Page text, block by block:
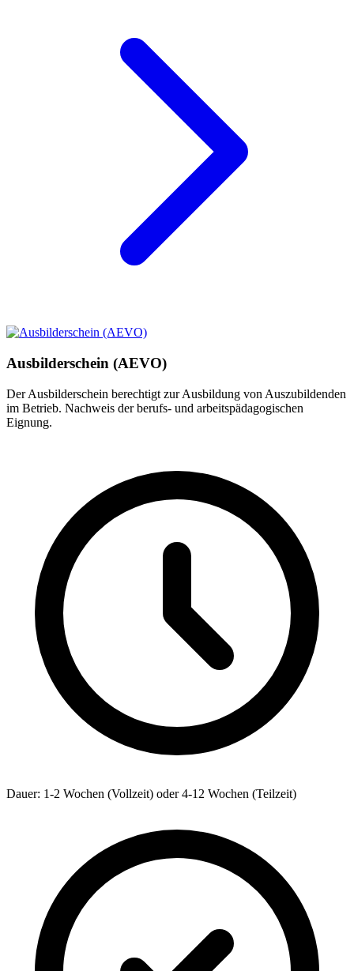
Ausbilderschein (AEVO)
Der Ausbilderschein berechtigt zur Ausbildung von Auszubildenden
im Betrieb. Nachweis der berufs- und arbeitspädagogischen
Eignung.
Dauer: 1-2 Wochen (Vollzeit) oder 4-12 Wochen (Teilzeit)